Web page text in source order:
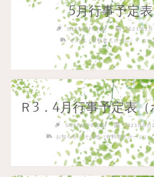
5月行事予定表
SILSTAFF0928
2021年5
その他（有料老人ホーム）/ ホー
Ｒ3．4月行事予定表
SILSTAFF0928
2021年3月
お知らせ/ その他（有料老人ホーム）